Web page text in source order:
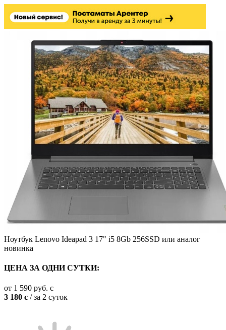
Ноутбук Lenovo Ideapad 3 17" i5 8Gb 256SSD или аналог
новинка
ЦЕНА ЗА ОДНИ СУТКИ:
от 1 590 руб. c
3 180 c / за 2 суток